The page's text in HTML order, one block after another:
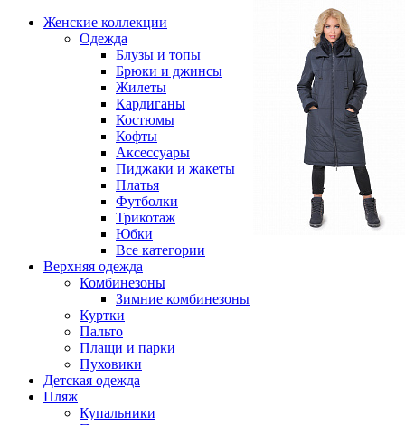
Женские коллекции
Одежда
Блузы и топы
Брюки и джинсы
Жилеты
Кардиганы
Костюмы
Кофты
Аксессуары
Пиджаки и жакеты
Платья
Футболки
Трикотаж
Юбки
Все категории
Верхняя одежда
Комбинезоны
Зимние комбинезоны
Куртки
Пальто
Плащи и парки
Пуховики
Детская одежда
Пляж
Купальники